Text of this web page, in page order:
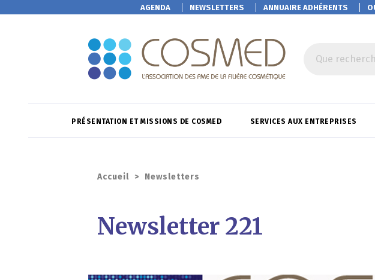
AGENDA NEWSLETTERS ANNUAIRE ADHÉRENTS
Que
PRÉSENTATION ET MISSIONS DE COSMED SERVICES AUX ENTREPRISES
Accueil > Newsletters
Newsletter 221